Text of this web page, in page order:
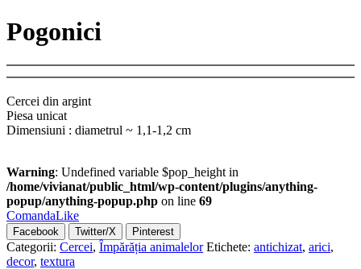
Pogonici
Cercei din argint
Piesa unicat
Dimensiuni : diametrul ~ 1,1-1,2 cm
Warning: Undefined variable $pop_height in
/home/vivianat/public_html/wp-content/plugins/anything-
popup/anything-popup.php on line 69
ComandaLike
Facebook Twitter/X Pinterest
Categorii: Cercei, Împărăția animalelor Etichete: antichizat, arici,
decor, textura